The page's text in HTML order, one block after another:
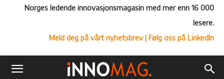
Norges ledende innovasjonsmagasin med mer enn 16 000
lesere.
Meld deg på vårt nyhetsbrev| Følg oss på LinkedIn